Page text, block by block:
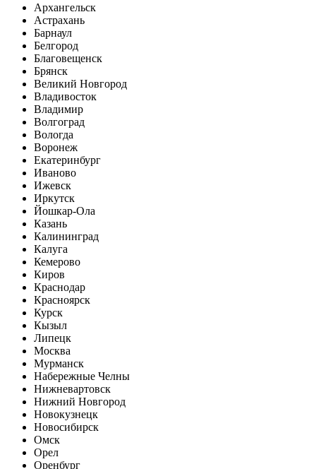
Архангельск
Астрахань
Барнаул
Белгород
Благовещенск
Брянск
Великий Новгород
Владивосток
Владимир
Волгоград
Вологда
Воронеж
Екатеринбург
Иваново
Ижевск
Иркутск
Йошкар-Ола
Казань
Калининград
Калуга
Кемерово
Киров
Краснодар
Красноярск
Курск
Кызыл
Липецк
Москва
Мурманск
Набережные Челны
Нижневартовск
Нижний Новгород
Новокузнецк
Новосибирск
Омск
Орел
Оренбург